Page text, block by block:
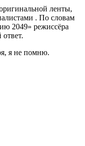
ленты,
. По словам
2049» режиссёра
я не помню.